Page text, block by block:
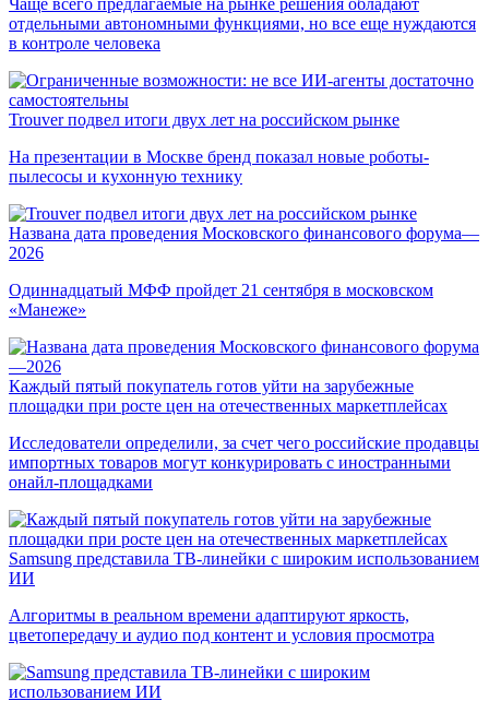
Чаще всего предлагаемые на рынке решения обладают
отдельными автономными функциями, но все еще нуждаются
в контроле человека
Trouver подвел итоги двух лет на российском рынке
На презентации в Москве бренд показал новые роботы-
пылесосы и кухонную технику
Названа дата проведения Московского финансового форума—
2026
Одиннадцатый МФФ пройдет 21 сентября в московском
«Манеже»
Каждый пятый покупатель готов уйти на зарубежные
площадки при росте цен на отечественных маркетплейсах
Исследователи определили, за счет чего российские продавцы
импортных товаров могут конкурировать с иностранными
онайл-площадками
Samsung представила ТВ-линейки с широким использованием
ИИ
Алгоритмы в реальном времени адаптируют яркость,
цветопередачу и аудио под контент и условия просмотра